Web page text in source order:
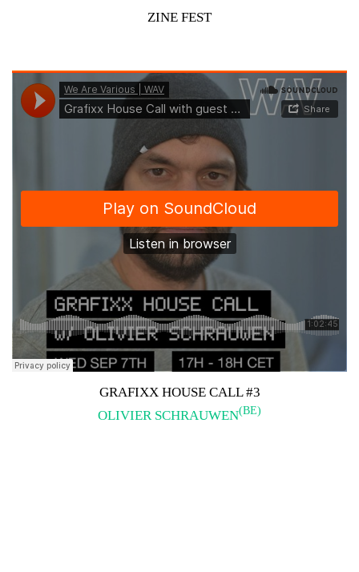
ZINE FEST
GRAFIXX HOUSE CALL #3
OLIVIER SCHRAUWEN(BE)